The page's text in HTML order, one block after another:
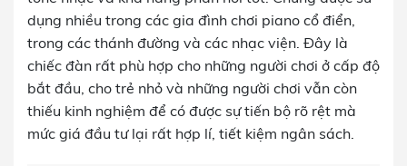
dụng nhiều trong các gia đình chơi piano cổ điển,
trong các thánh đường và các nhạc viện. Đây là
chiếc đàn rất phù hợp cho những người chơi ở cấp độ
bắt đầu, cho trẻ nhỏ và những người chơi vẫn còn
thiếu kinh nghiệm để có được sự tiến bộ rõ rệt mà
mức giá đầu tư lại rất hợp lí, tiết kiệm ngân sách.